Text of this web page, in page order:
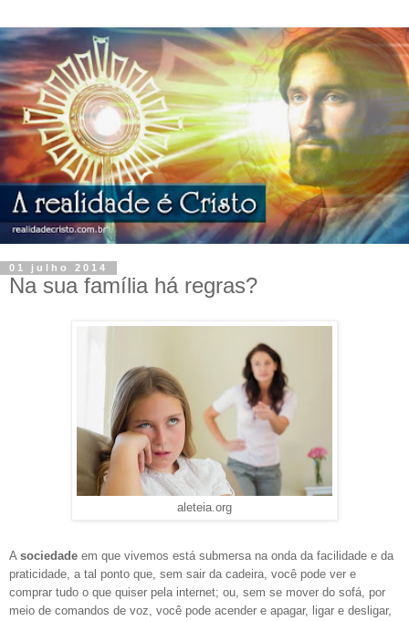
01 julho 2014
Na sua família há regras?
aleteia.org
A sociedade em que vivemos está submersa na onda da facilidade e da
praticidade, a tal ponto que, sem sair da cadeira, você pode ver e
comprar tudo o que quiser pela internet; ou, sem se mover do sofá, por
meio de comandos de voz, você pode acender e apagar, ligar e desligar,